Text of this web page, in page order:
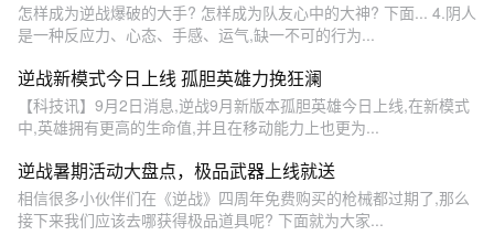
怎样成为逆战爆破的大手? 怎样成为队友心中的大神? 下面... 4.阴人
是一种反应力、心态、手感、运气,缺一不可的行为...
逆战新模式今日上线 孤胆英雄力挽狂澜
【科技讯】9月2日消息,逆战9月新版本孤胆英雄今日上线,在新模式
中,英雄拥有更高的生命值,并且在移动能力上也更为...
逆战暑期活动大盘点，极品武器上线就送
相信很多小伙伴们在《逆战》四周年免费购买的枪械都过期了,那么
接下来我们应该去哪获得极品道具呢? 下面就为大家...